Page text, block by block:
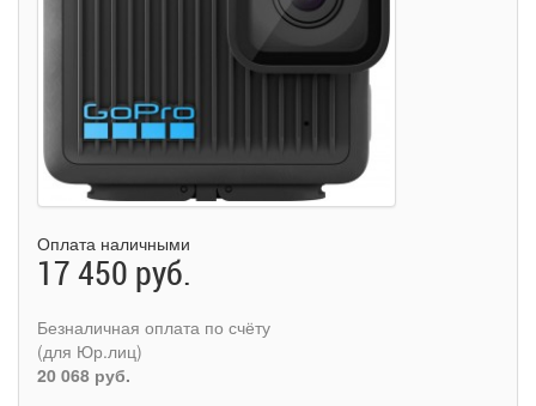
Оплата наличными
17 450 руб.
Безналичная оплата по счёту
(для Юр.лиц)
20 068 руб.